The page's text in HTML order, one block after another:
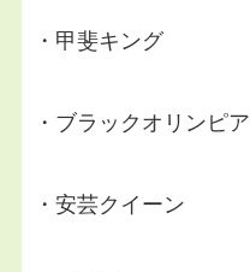
・甲斐キング
・ブラックオリンピア
・安芸クイーン